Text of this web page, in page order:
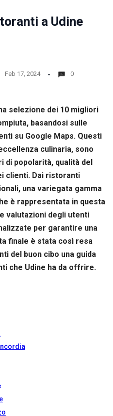
a Udine
Feb 17, 2024 0
selezione dei 10 migliori
basandosi sulle
su Google Maps. Questi
culinaria, sono
di popolarità, qualità del
clienti. Dai ristoranti
una variegata gamma
è rappresentata in questa
valutazioni degli utenti
per garantire una
finale è stata così resa
del buon cibo una guida
che Udine ha da offrire.